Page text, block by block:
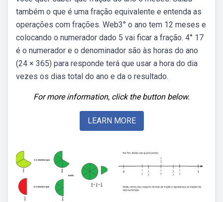
também o que é uma fração equivalente e entenda as
operações com frações. Web3° o ano tem 12 meses e
colocando o numerador dado 5 vai ficar a fração. 4° 17
é o numerador e o denominador são às horas do ano
(24 × 365) para responde terá que usar a hora do dia
vezes os dias total do ano e da o resultado.
For more information, click the button below.
LEARN MORE